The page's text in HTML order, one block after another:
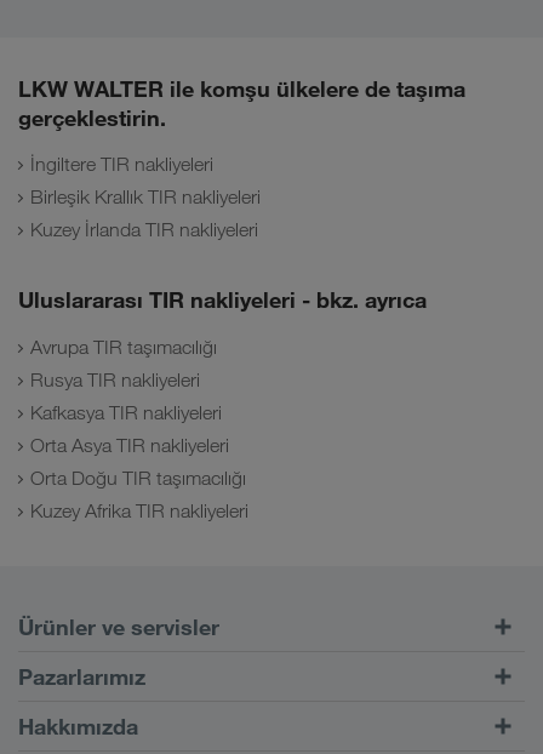
LKW WALTER ile komşu ülkelere de taşıma
gerçeklestirin.
İngiltere TIR nakliyeleri
Birleşik Krallık TIR nakliyeleri
Kuzey İrlanda TIR nakliyeleri
Uluslararası TIR nakliyeleri - bkz. ayrıca
Avrupa TIR taşımacılığı
Rusya TIR nakliyeleri
Kafkasya TIR nakliyeleri
Orta Asya TIR nakliyeleri
Orta Doğu TIR taşımacılığı
Kuzey Afrika TIR nakliyeleri
Ürünler ve servisler
Kara taşımacılığı
CONNECT müşteri portalı
Pazarlarımız
Avrupa
Hakkımızda